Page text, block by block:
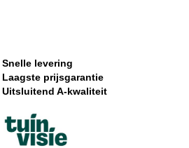
Snelle levering
Laagste prijsgarantie
Uitsluitend A-kwaliteit